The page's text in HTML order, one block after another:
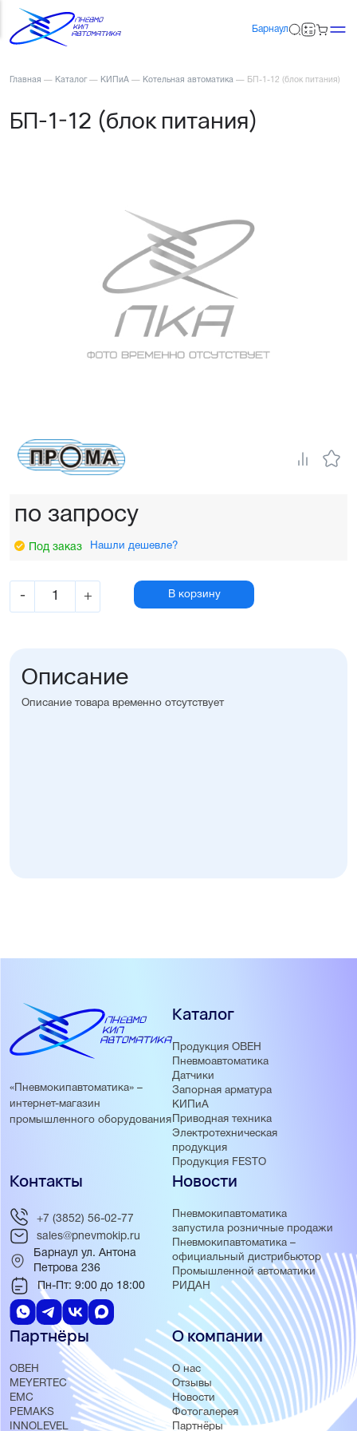
Барнаул
Главная — Каталог — КИПиА — Котельная автоматика — БП-1-12 (блок питания)
БП-1-12 (блок питания)
по запросу
Под заказ Нашли дешевле?
- + В корзину
Описание
Описание товара временно отсутствует
«Пневмокипавтоматика» –
интернет-магазин
промышленного оборудования
Каталог
Продукция ОВЕН
Пневмоавтоматика
Датчики
Запорная арматура
КИПиА
Приводная техника
Электротехническая
продукция
Продукция FESTO
Новости
Пневмокипавтоматика
запустила розничные продажи
Пневмокипавтоматика –
официальный дистрибьютор
Промышленной автоматики
РИДАН
Партнёры
ОВЕН
MEYERTEC
EMC
PEMAKS
INNOLEVEL
О компании
О нас
Отзывы
Новости
Фотогалерея
Партнёры
Контакты
+7 (3852) 56-02-77
sales@pnevmokip.ru
Барнаул ул. Антона
Петрова 236
Пн-Пт: 9:00 до 18:00